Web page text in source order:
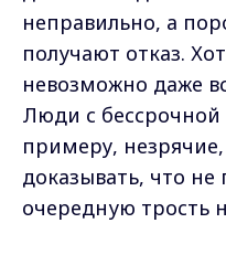
неправильно, а
получают отказ.
невозможно даже
Люди с
примеру,
доказывать, что
очередную трость